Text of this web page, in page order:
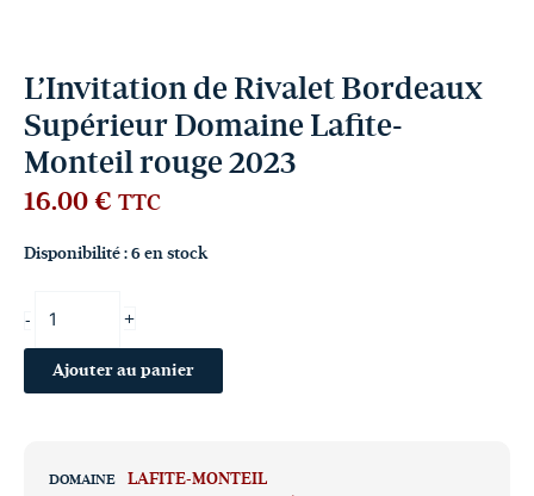
L’Invitation de Rivalet Bordeaux
Supérieur Domaine Lafite-
Monteil rouge 2023
16.00 € TTC
Disponibilité : 6 en stock
- +
Ajouter au panier
DOMAINE LAFITE-MONTEIL